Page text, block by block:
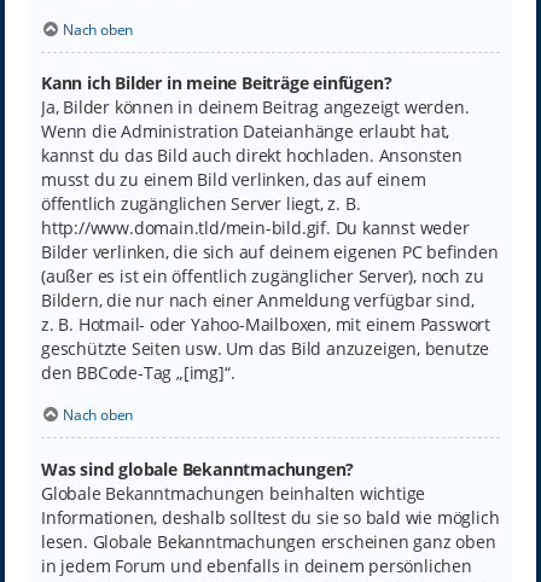
Nach oben
Kann ich Bilder in meine Beiträge einfügen?
Ja, Bilder können in deinem Beitrag angezeigt werden.
Wenn die Administration Dateianhänge erlaubt hat,
kannst du das Bild auch direkt hochladen. Ansonsten
musst du zu einem Bild verlinken, das auf einem
öffentlich zugänglichen Server liegt, z. B.
http://www.domain.tld/mein-bild.gif. Du kannst weder
Bilder verlinken, die sich auf deinem eigenen PC befinden
(außer es ist ein öffentlich zugänglicher Server), noch zu
Bildern, die nur nach einer Anmeldung verfügbar sind,
z. B. Hotmail- oder Yahoo-Mailboxen, mit einem Passwort
geschützte Seiten usw. Um das Bild anzuzeigen, benutze
den BBCode-Tag „[img]“.
Nach oben
Was sind globale Bekanntmachungen?
Globale Bekanntmachungen beinhalten wichtige
Informationen, deshalb solltest du sie so bald wie möglich
lesen. Globale Bekanntmachungen erscheinen ganz oben
in jedem Forum und ebenfalls in deinem persönlichen